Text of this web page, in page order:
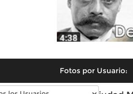
Fotos por Usuario: